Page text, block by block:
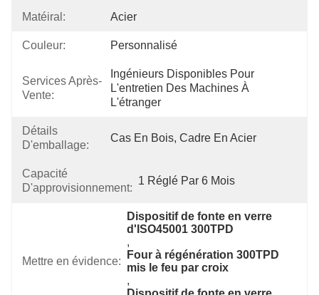
Matéiral: Acier
Couleur: Personnalisé
Services Après-
Vente:
Ingénieurs Disponibles Pour
L'entretien Des Machines À
L'étranger
Détails
D'emballage:
Cas En Bois, Cadre En Acier
Capacité
D'approvisionnement:
1 Réglé Par 6 Mois
Mettre en évidence:
Dispositif de fonte en verre
d'ISO45001 300TPD
,
Four à régénération 300TPD
mis le feu par croix
,